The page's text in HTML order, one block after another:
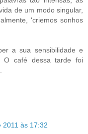
de um modo singular,
'criemos sonhos
a sua sensibilidade e
O café dessa tarde foi
2011 às 17:32